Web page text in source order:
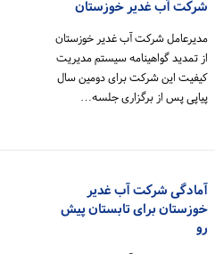
شرکت آب غدیر خوزستان
مدیرعامل شرکت آب غدیر خوزستان
از تمدید گواهینامه سیستم مدیریت
کیفیت این شرکت برای دومین سال
پیاپی پس از برگزاری جلسه…
آمادگی شرکت آب غدیر
خوزستان برای تابستان پیش